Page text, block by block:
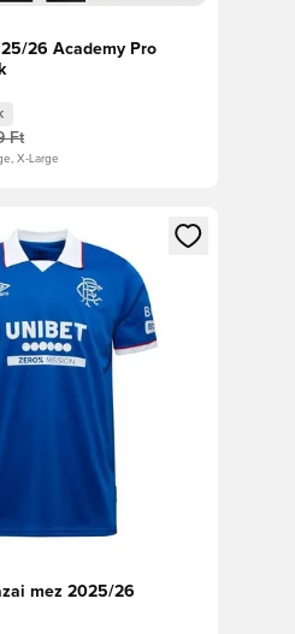
25/26 Academy Pro
Ft
X-Large
regisztrációhoz
a bejelentkezéshez vagy a
mez 2025/26